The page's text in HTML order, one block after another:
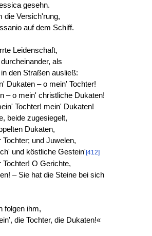
gesehn.
die Versich'rung,
auf dem Schiff.
Leidenschaft,
als
den Straßen ausließ:
Dukaten – o mein' Tochter!
– o mein' christliche Dukaten!
Tochter! mein' Dukaten!
beide zugesiegelt,
Dukaten,
und Juwelen,
und köstliche Gestein'[412]
O Gerichte,
– Sie hat die Steine bei sich
folgen ihm,
die Tochter, die Dukaten!«